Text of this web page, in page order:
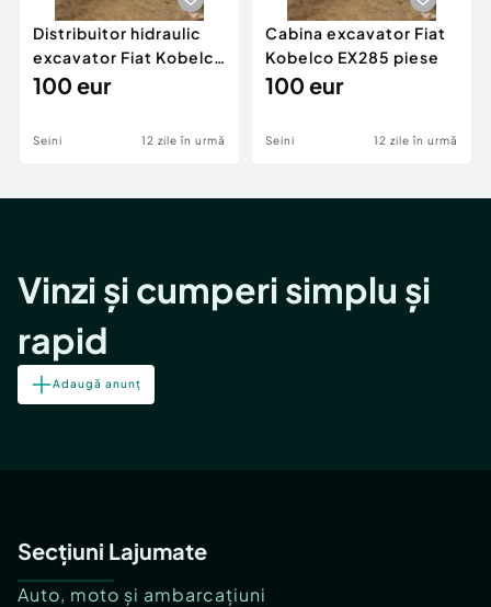
Distribuitor hidraulic
excavator Fiat Kobelco
EX285 piese
100 eur
Seini 12 zile în urmă
Cabina excavator Fiat
Kobelco EX285 piese
100 eur
Seini 12 zile în urmă
Vinzi și cumperi simplu și
rapid
Adaugă anunț
Secțiuni Lajumate
Auto, moto și ambarcațiuni